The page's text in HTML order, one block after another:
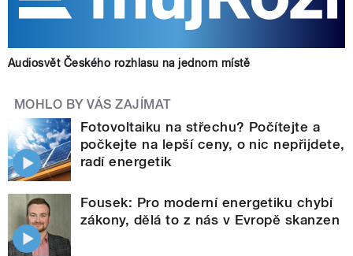
Audiosvět Českého rozhlasu na jednom místě
MOHLO BY VÁS ZAJÍMAT
Fotovoltaiku na střechu? Počítejte a
počkejte na lepší ceny, o nic nepřijdete,
radí energetik
Fousek: Pro moderní energetiku chybí
zákony, dělá to z nás v Evropě skanzen